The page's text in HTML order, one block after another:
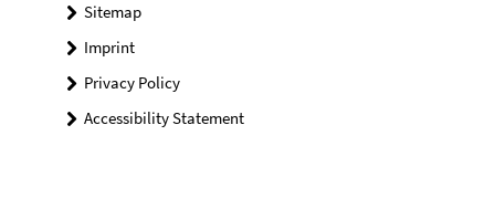
Sitemap
Imprint
Privacy Policy
Accessibility Statement